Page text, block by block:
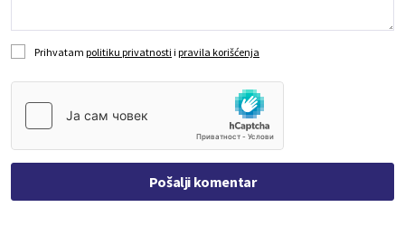
Prihvatam politiku privatnosti i pravila korišćenja
Pošalji komentar